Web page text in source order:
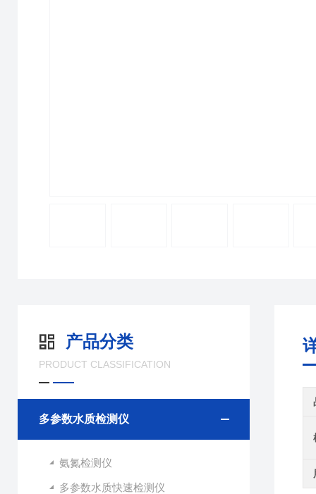
产品分类
PRODUCT CLASSIFICATION
多参数水质检测仪
氨氮检测仪
多参数水质快速检测仪